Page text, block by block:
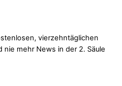
vierzehntäglichen
mehr News in der 2. Säule